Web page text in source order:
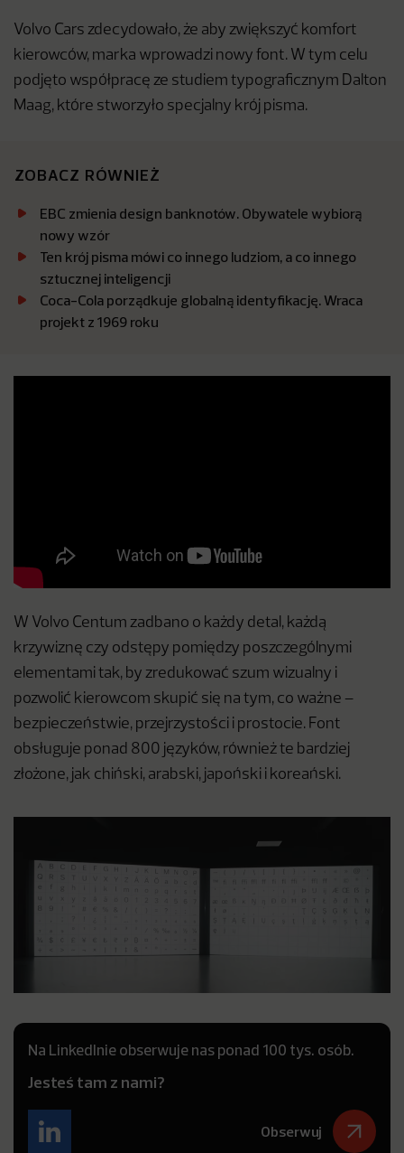
Volvo Cars zdecydowało, że aby zwiększyć komfort
kierowców, marka wprowadzi nowy font. W tym celu
podjęto współpracę ze studiem typograficznym Dalton
Maag, które stworzyło specjalny krój pisma.
ZOBACZ RÓWNIEŻ
EBC zmienia design banknotów. Obywatele wybiorą
nowy wzór
Ten krój pisma mówi co innego ludziom, a co innego
sztucznej inteligencji
Coca-Cola porządkuje globalną identyfikację. Wraca
projekt z 1969 roku
W Volvo Centum zadbano o każdy detal, każdą
krzywiznę czy odstępy pomiędzy poszczególnymi
elementami tak, by zredukować szum wizualny i
pozwolić kierowcom skupić się na tym, co ważne –
bezpieczeństwie, przejrzystości i prostocie. Font
obsługuje ponad 800 języków, również te bardziej
złożone, jak chiński, arabski, japoński i koreański.
Na LinkedInie obserwuje nas ponad 100 tys. osób.
Jesteś tam z nami?
Obserwuj